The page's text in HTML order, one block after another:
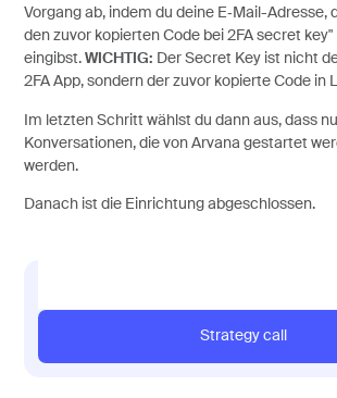
Vorgang ab, indem du deine E‑Mail-Adresse,
den zuvor kopierten Code bei 2FA secret key"
eingibst. WICHTIG: Der Secret Key ist nicht
2FA App, sondern der zuvor kopierte Code in
Im letzten Schritt wählst du dann aus, dass
Konversationen, die von Arvana gestartet
werden.
Danach ist die Einrichtung abgeschlossen.
Strategy call